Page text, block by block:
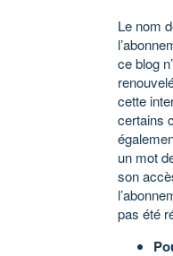
Le nom
ce blog
cette
certains
un mot
son
pas été